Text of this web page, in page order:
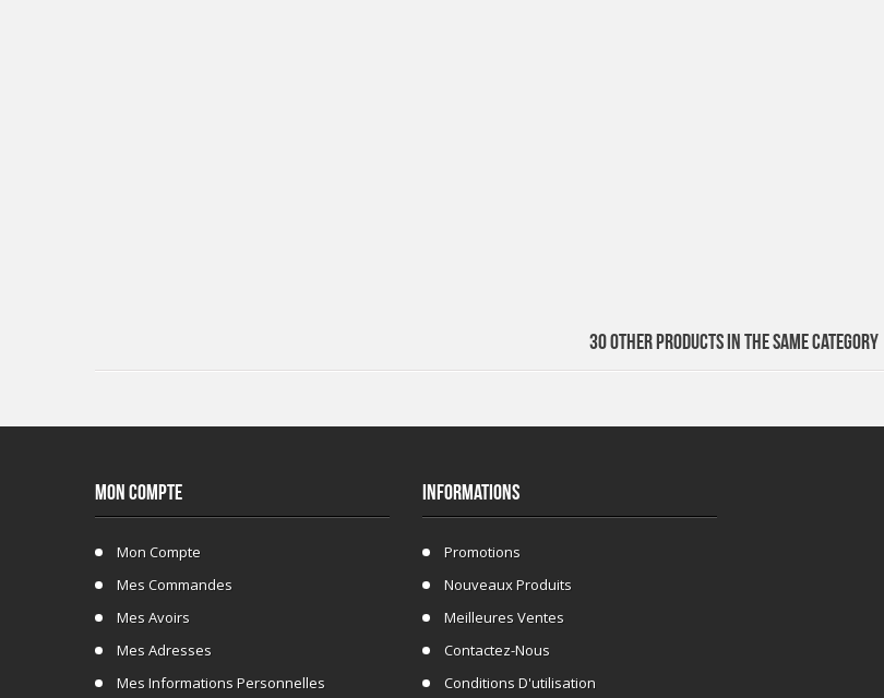
30 OTHER PRODUCTS IN THE SAME CATEGORY
MON COMPTE
Mon Compte
Mes Commandes
Mes Avoirs
Mes Adresses
Mes Informations Personnelles
INFORMATIONS
Promotions
Nouveaux Produits
Meilleures Ventes
Contactez-Nous
Conditions D'utilisation